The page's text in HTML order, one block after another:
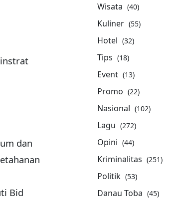
dan
Bid
Wisata (40)
Kuliner (55)
Hotel (32)
Tips (18)
Event (13)
Promo (22)
Nasional (102)
Lagu (272)
Opini (44)
Kriminalitas (251)
Politik (53)
Danau Toba (45)